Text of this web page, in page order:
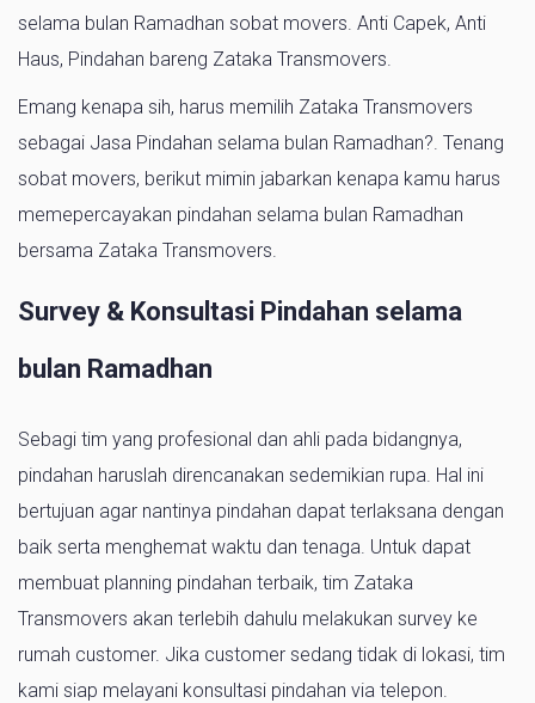
selama bulan Ramadhan sobat movers. Anti Capek, Anti
Haus, Pindahan bareng Zataka Transmovers.
Emang kenapa sih, harus memilih Zataka Transmovers
sebagai Jasa Pindahan selama bulan Ramadhan?. Tenang
sobat movers, berikut mimin jabarkan kenapa kamu harus
memepercayakan pindahan selama bulan Ramadhan
bersama Zataka Transmovers.
Survey & Konsultasi Pindahan selama
bulan Ramadhan
Sebagi tim yang profesional dan ahli pada bidangnya,
pindahan haruslah direncanakan sedemikian rupa. Hal ini
bertujuan agar nantinya pindahan dapat terlaksana dengan
baik serta menghemat waktu dan tenaga. Untuk dapat
membuat planning pindahan terbaik, tim Zataka
Transmovers akan terlebih dahulu melakukan survey ke
rumah customer. Jika customer sedang tidak di lokasi, tim
kami siap melayani konsultasi pindahan via telepon.